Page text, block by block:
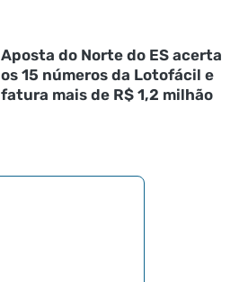
Aposta do Norte do ES acerta
os 15 números da Lotofácil e
fatura mais de R$ 1,2 milhão